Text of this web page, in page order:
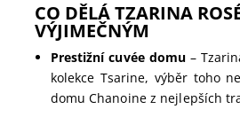
CO DĚLÁ TZARINA
VÝJIMEČNÝM
Prestižní cuvée domu –
kolekce Tsarine, výběr toho
domu Chanoine z nejlepších